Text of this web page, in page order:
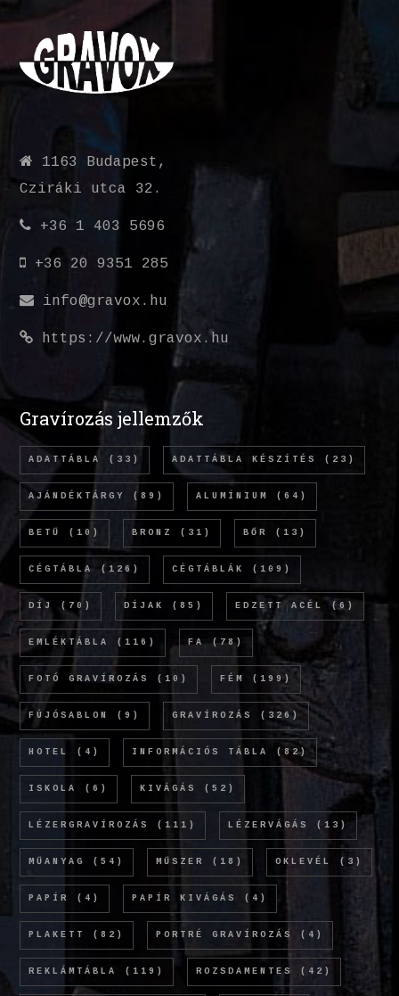
1163 Budapest,
Cziráki utca 32.
+36 1 403 5696
+36 20 9351 285
info@gravox.hu
https://www.gravox.hu
Gravírozás jellemzők
ADATTÁBLA (33) ADATTÁBLA KÉSZÍTÉS (23)
AJÁNDÉKTÁRGY (89) ALUMÍNIUM (64)
BETŰ (10) BRONZ (31) BŐR (13)
CÉGTÁBLA (126) CÉGTÁBLÁK (109)
DÍJ (70) DÍJAK (85) EDZETT ACÉL (6)
EMLÉKTÁBLA (116) FA (78)
FOTÓ GRAVÍROZÁS (10) FÉM (199)
FÚJÓSABLON (9) GRAVÍROZÁS (326)
HOTEL (4) INFORMÁCIÓS TÁBLA (82)
ISKOLA (6) KIVÁGÁS (52)
LÉZERGRAVÍROZÁS (111) LÉZERVÁGÁS (13)
MŰANYAG (54) MŰSZER (18) OKLEVÉL (3)
PAPÍR (4) PAPÍR KIVÁGÁS (4)
PLAKETT (82) PORTRÉ GRAVÍROZÁS (4)
REKLÁMTÁBLA (119) ROZSDAMENTES (42)